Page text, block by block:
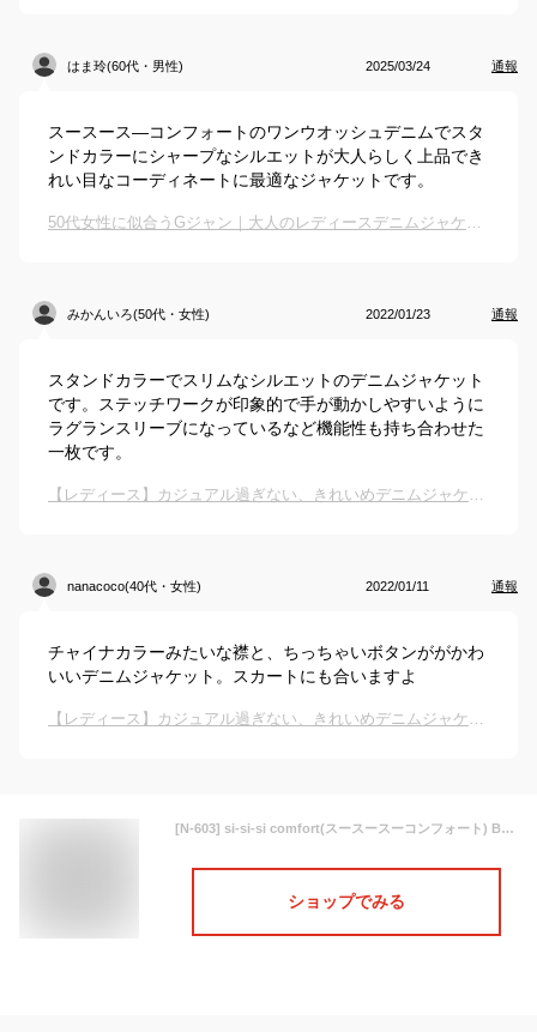
はま玲(60代・男性) 2025/03/24 通報
スースース―コンフォートのワンウオッシュデニムでスタ
ンドカラーにシャープなシルエットが大人らしく上品でき
れい目なコーディネートに最適なジャケットです。
50代女性に似合うGジャン｜大人のレディースデニムジャケットのおすすめは？
みかんいろ(50代・女性) 2022/01/23 通報
スタンドカラーでスリムなシルエットのデニムジャケット
です。ステッチワークが印象的で手が動かしやすいように
ラグランスリーブになっているなど機能性も持ち合わせた
一枚です。
【レディース】カジュアル過ぎない、きれいめデニムジャケット（ショート丈）を教えて！
nanacoco(40代・女性) 2022/01/11 通報
チャイナカラーみたいな襟と、ちっちゃいボタンががかわ
いいデニムジャケット。スカートにも合いますよ
【レディース】カジュアル過ぎない、きれいめデニムジャケット（ショート丈）を教えて！
[N-603] si-si-si comfort(スースースーコンフォート) BASIC DENIM JACKET スタンドカラーベーシックデニムジャケット/ONEWASH レディース 春秋冬 アウター ネイビー 紺 ノーカラー カジュアル 30代 40代 50代 ショート丈 人気 WOODY HOUSE ウッディーハウス S M L
ショップでみる